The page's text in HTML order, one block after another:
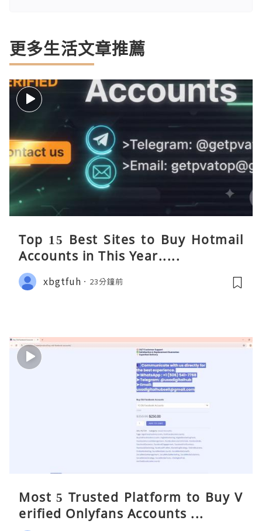
更多生活文章推薦
Top 15 Best Sites to Buy Hotmail
Accounts in This Year.....
xbgtfuh 23分鐘前
Most 5 Trusted Platform to Buy V
erified Onlyfans Accounts ...